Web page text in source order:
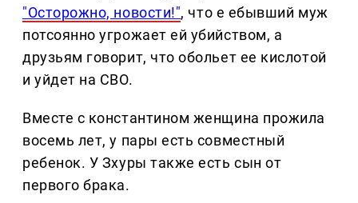
"Осторожно, новости!", что е ебывший муж
потсоянно угрожает ей убийством, а
друзьям говорит, что обольет ее кислотой
и уйдет на СВО.
Вместе с константином женщина прожила
восемь лет, у пары есть совместный
ребенок. У Зхуры также есть сын от
первого брака.